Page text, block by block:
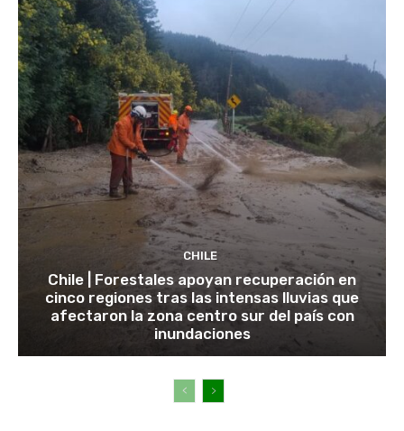
CHILE
Chile | Forestales apoyan recuperación en
cinco regiones tras las intensas lluvias que
afectaron la zona centro sur del país con
inundaciones